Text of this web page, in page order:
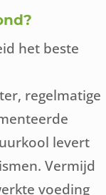
het beste
regelmatige
levert
Vermijd
voeding